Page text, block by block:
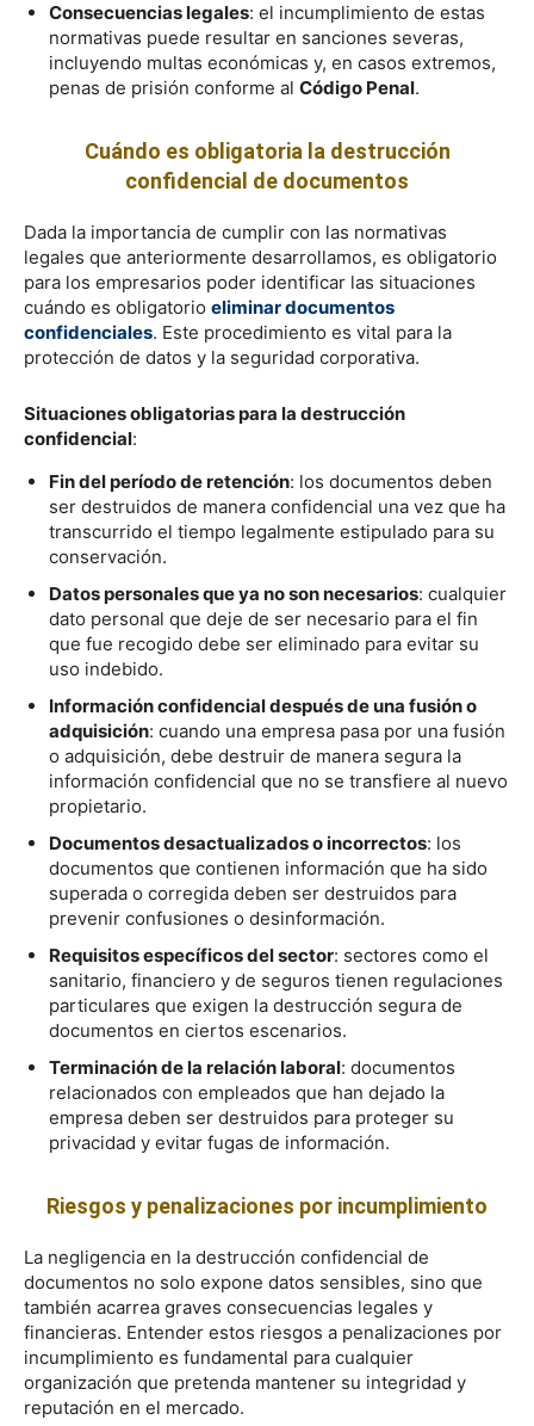
Consecuencias legales: el incumplimiento de estas
normativas puede resultar en sanciones severas,
incluyendo multas económicas y, en casos extremos,
penas de prisión conforme al Código Penal.
Cuándo es obligatoria la destrucción
confidencial de documentos
Dada la importancia de cumplir con las normativas
legales que anteriormente desarrollamos, es obligatorio
para los empresarios poder identificar las situaciones
cuándo es obligatorio eliminar documentos
confidenciales. Este procedimiento es vital para la
protección de datos y la seguridad corporativa.
Situaciones obligatorias para la destrucción
confidencial:
Fin del período de retención: los documentos deben
ser destruidos de manera confidencial una vez que ha
transcurrido el tiempo legalmente estipulado para su
conservación.
Datos personales que ya no son necesarios: cualquier
dato personal que deje de ser necesario para el fin
que fue recogido debe ser eliminado para evitar su
uso indebido.
Información confidencial después de una fusión o
adquisición: cuando una empresa pasa por una fusión
o adquisición, debe destruir de manera segura la
información confidencial que no se transfiere al nuevo
propietario.
Documentos desactualizados o incorrectos: los
documentos que contienen información que ha sido
superada o corregida deben ser destruidos para
prevenir confusiones o desinformación.
Requisitos específicos del sector: sectores como el
sanitario, financiero y de seguros tienen regulaciones
particulares que exigen la destrucción segura de
documentos en ciertos escenarios.
Terminación de la relación laboral: documentos
relacionados con empleados que han dejado la
empresa deben ser destruidos para proteger su
privacidad y evitar fugas de información.
Riesgos y penalizaciones por incumplimiento
La negligencia en la destrucción confidencial de
documentos no solo expone datos sensibles, sino que
también acarrea graves consecuencias legales y
financieras. Entender estos riesgos a penalizaciones por
incumplimiento es fundamental para cualquier
organización que pretenda mantener su integridad y
reputación en el mercado.